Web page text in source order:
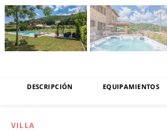
DESCRIPCIÓN EQUIPAMIENTOS
VILLA